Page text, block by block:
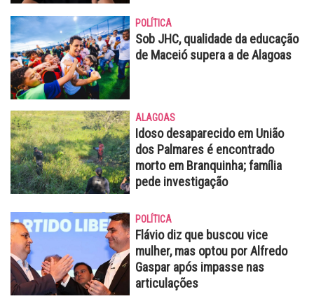
POLÍTICA
Sob JHC, qualidade da educação
de Maceió supera a de Alagoas
ALAGOAS
Idoso desaparecido em União
dos Palmares é encontrado
morto em Branquinha; família
pede investigação
POLÍTICA
Flávio diz que buscou vice
mulher, mas optou por Alfredo
Gaspar após impasse nas
articulações